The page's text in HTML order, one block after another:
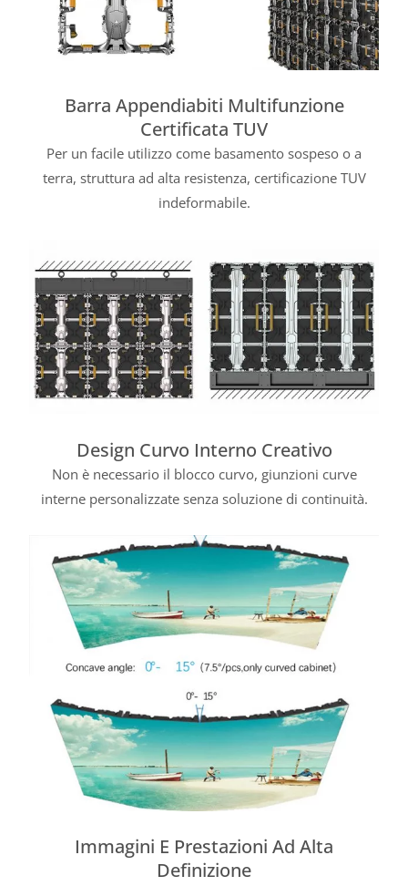
Barra Appendiabiti Multifunzione
Certificata TUV
Per un facile utilizzo come basamento sospeso o a
terra, struttura ad alta resistenza, certificazione TUV
indeformabile.
Design Curvo Interno Creativo
Non è necessario il blocco curvo, giunzioni curve
interne personalizzate senza soluzione di continuità.
Immagini E Prestazioni Ad Alta
Definizione